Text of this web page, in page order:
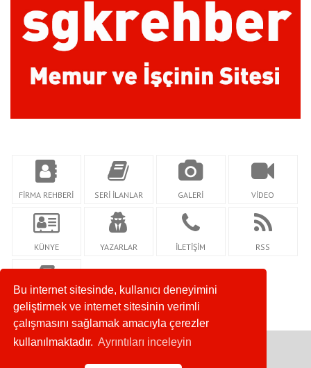
Bu internet sitesinde, kullanıcı deneyimini
geliştirmek ve internet sitesinin verimli
çalışmasını sağlamak amacıyla çerezler
kullanılmaktadır. Ayrıntıları inceleyin
FİRMA REHBERİ SERİ İLANLAR GALERİ VİDEO
KÜNYE YAZARLAR İLETİŞİM RSS